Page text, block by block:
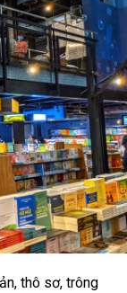
thô sơ, trông